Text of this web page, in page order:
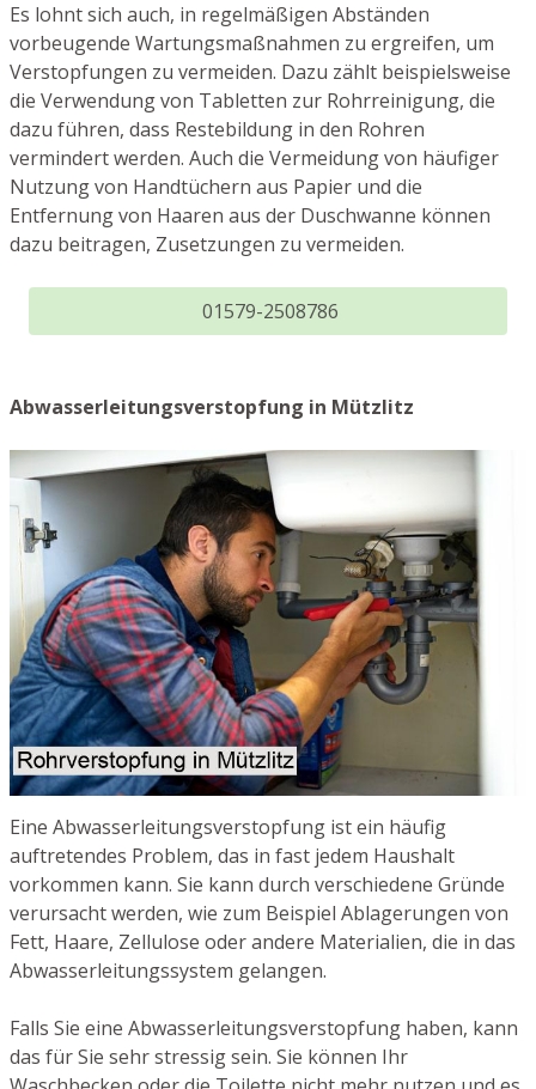
Es lohnt sich auch, in regelmäßigen Abständen
vorbeugende Wartungsmaßnahmen zu ergreifen, um
Verstopfungen zu vermeiden. Dazu zählt beispielsweise
die Verwendung von Tabletten zur Rohrreinigung, die
dazu führen, dass Restebildung in den Rohren
vermindert werden. Auch die Vermeidung von häufiger
Nutzung von Handtüchern aus Papier und die
Entfernung von Haaren aus der Duschwanne können
dazu beitragen, Zusetzungen zu vermeiden.
01579-2508786
Abwasserleitungsverstopfung in Mützlitz
Eine Abwasserleitungsverstopfung ist ein häufig
auftretendes Problem, das in fast jedem Haushalt
vorkommen kann. Sie kann durch verschiedene Gründe
verursacht werden, wie zum Beispiel Ablagerungen von
Fett, Haare, Zellulose oder andere Materialien, die in das
Abwasserleitungssystem gelangen.
Falls Sie eine Abwasserleitungsverstopfung haben, kann
das für Sie sehr stressig sein. Sie können Ihr